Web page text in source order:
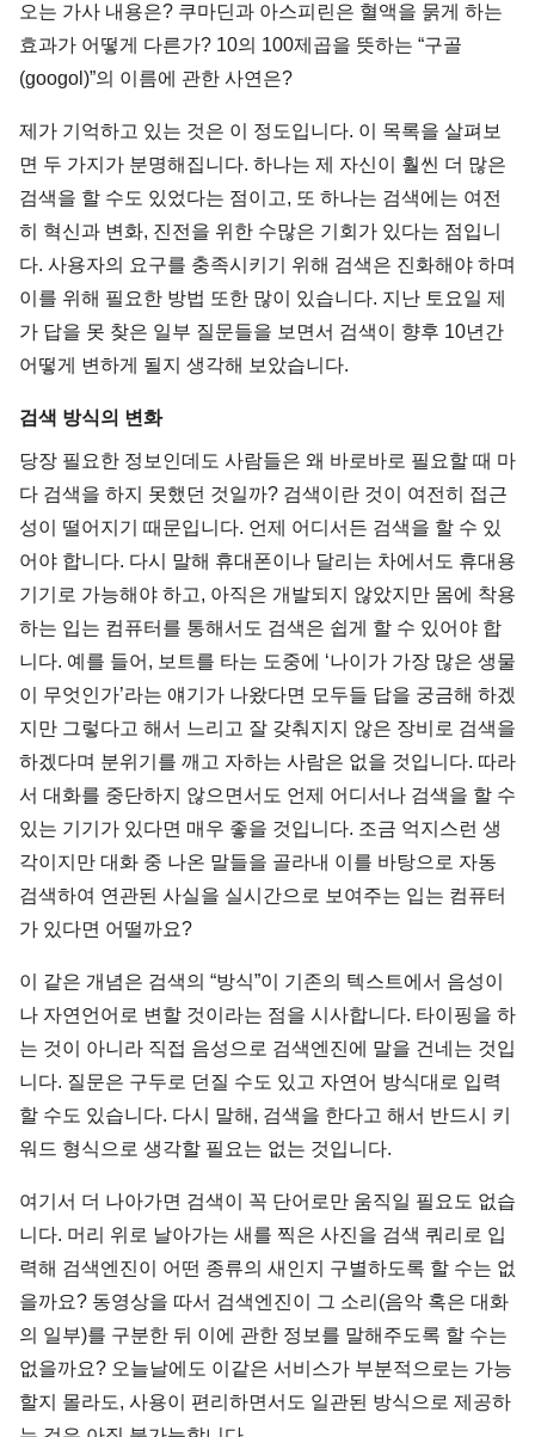
오는 가사 내용은? 쿠마딘과 아스피린은 혈액을 묽게 하는
효과가 어떻게 다른가? 10의 100제곱을 뜻하는 “구골
(googol)”의 이름에 관한 사연은?
제가 기억하고 있는 것은 이 정도입니다. 이 목록을 살펴보
면 두 가지가 분명해집니다. 하나는 제 자신이 훨씬 더 많은
검색을 할 수도 있었다는 점이고, 또 하나는 검색에는 여전
히 혁신과 변화, 진전을 위한 수많은 기회가 있다는 점입니
다. 사용자의 요구를 충족시키기 위해 검색은 진화해야 하며
이를 위해 필요한 방법 또한 많이 있습니다. 지난 토요일 제
가 답을 못 찾은 일부 질문들을 보면서 검색이 향후 10년간
어떻게 변하게 될지 생각해 보았습니다.
검색 방식의 변화
당장 필요한 정보인데도 사람들은 왜 바로바로 필요할 때 마
다 검색을 하지 못했던 것일까? 검색이란 것이 여전히 접근
성이 떨어지기 때문입니다. 언제 어디서든 검색을 할 수 있
어야 합니다. 다시 말해 휴대폰이나 달리는 차에서도 휴대용
기기로 가능해야 하고, 아직은 개발되지 않았지만 몸에 착용
하는 입는 컴퓨터를 통해서도 검색은 쉽게 할 수 있어야 합
니다. 예를 들어, 보트를 타는 도중에 ‘나이가 가장 많은 생물
이 무엇인가’라는 얘기가 나왔다면 모두들 답을 궁금해 하겠
지만 그렇다고 해서 느리고 잘 갖춰지지 않은 장비로 검색을
하겠다며 분위기를 깨고 자하는 사람은 없을 것입니다. 따라
서 대화를 중단하지 않으면서도 언제 어디서나 검색을 할 수
있는 기기가 있다면 매우 좋을 것입니다. 조금 억지스런 생
각이지만 대화 중 나온 말들을 골라내 이를 바탕으로 자동
검색하여 연관된 사실을 실시간으로 보여주는 입는 컴퓨터
가 있다면 어떨까요?
이 같은 개념은 검색의 “방식”이 기존의 텍스트에서 음성이
나 자연언어로 변할 것이라는 점을 시사합니다. 타이핑을 하
는 것이 아니라 직접 음성으로 검색엔진에 말을 건네는 것입
니다. 질문은 구두로 던질 수도 있고 자연어 방식대로 입력
할 수도 있습니다. 다시 말해, 검색을 한다고 해서 반드시 키
워드 형식으로 생각할 필요는 없는 것입니다.
여기서 더 나아가면 검색이 꼭 단어로만 움직일 필요도 없습
니다. 머리 위로 날아가는 새를 찍은 사진을 검색 쿼리로 입
력해 검색엔진이 어떤 종류의 새인지 구별하도록 할 수는 없
을까요? 동영상을 따서 검색엔진이 그 소리(음악 혹은 대화
의 일부)를 구분한 뒤 이에 관한 정보를 말해주도록 할 수는
없을까요? 오늘날에도 이같은 서비스가 부분적으로는 가능
할지 몰라도, 사용이 편리하면서도 일관된 방식으로 제공하